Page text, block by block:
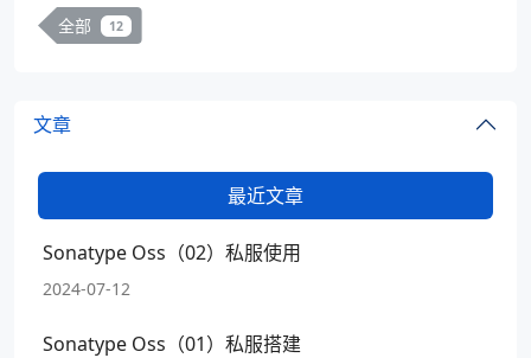
全部 12
文章
最近文章
Sonatype Oss（02）私服使用
2024-07-12
Sonatype Oss（01）私服搭建